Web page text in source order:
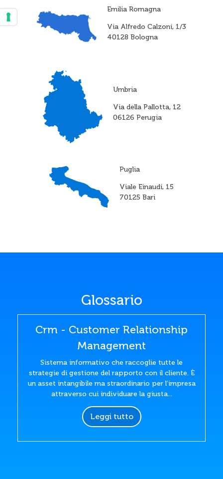
Emilia Romagna
Via Alfredo Calzoni, 1/3
40128 Bologna
Umbria
Via della Pallotta, 12
06126 Perugia
Puglia
Viale Einaudi, 15
70125 Bari
Glossario
Crm - Customer Relationship
Management
Sistema informativo che raccoglie tutte le
strategie di gestione del rapporto con il cliente. È
un asset intangibile ma straordinario per l’impresa
attraverso cui individuare la giusta...
Leggi tutto